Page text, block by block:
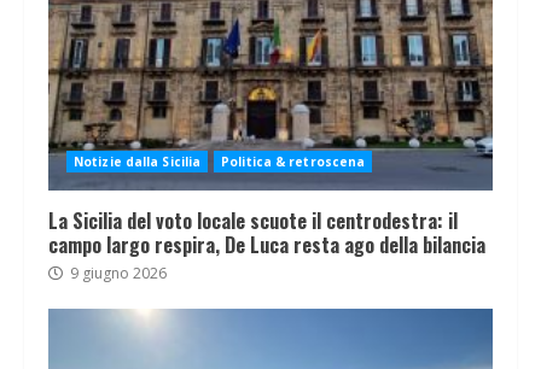
Notizie dalla Sicilia Politica & retroscena
La Sicilia del voto locale scuote il centrodestra: il
campo largo respira, De Luca resta ago della bilancia
9 giugno 2026